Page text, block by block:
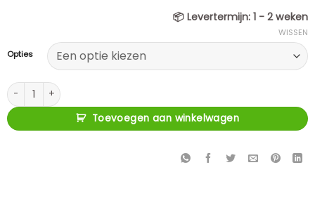
📦 Levertermijn: 1 - 2 weken
Opties
WISSEN
New - Stoel Carmen Eik Ote Milan Gemonteerd aantal
Toevoegen aan winkelwagen